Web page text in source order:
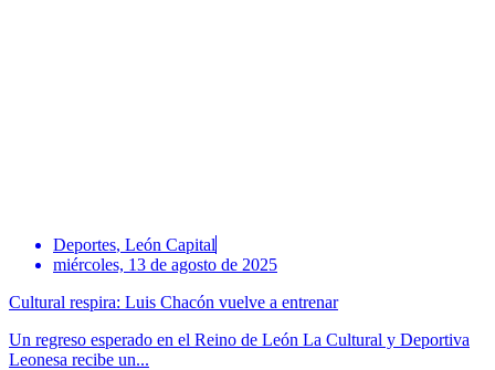
Deportes, León Capital
miércoles, 13 de agosto de 2025
Cultural respira: Luis Chacón vuelve a entrenar
Un regreso esperado en el Reino de León La Cultural y Deportiva
Leonesa recibe un...